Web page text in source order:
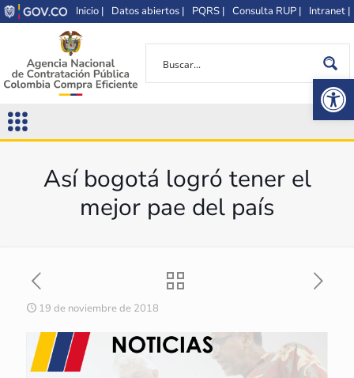
Inicio | Datos abiertos | PQRS | Consulta RUP | Intranet |
Así bogotá logró tener el
mejor pae del país
19 de noviembre de 2018